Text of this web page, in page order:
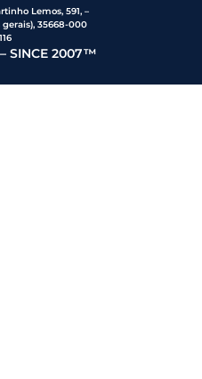
Lemos, 591, –
gerais), 35668-000
SINCE 2007™